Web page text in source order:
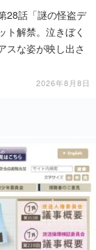
28話「謎の怪盗デ
ト解禁。泣きぼく
スな姿が映し出さ
2026年8月8日